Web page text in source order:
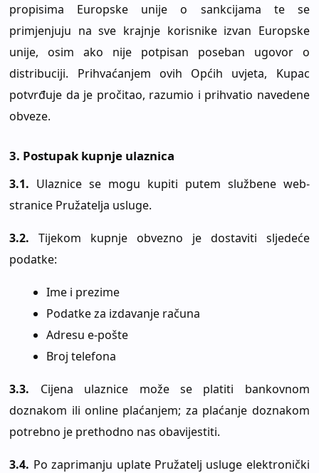
propisima Europske unije o sankcijama te se
primjenjuju na sve krajnje korisnike izvan Europske
unije, osim ako nije potpisan poseban ugovor o
distribuciji. Prihvaćanjem ovih Općih uvjeta, Kupac
potvrđuje da je pročitao, razumio i prihvatio navedene
obveze.
3. Postupak kupnje ulaznica
3.1. Ulaznice se mogu kupiti putem službene web-
stranice Pružatelja usluge.
3.2.
Tijekom kupnje obvezno je dostaviti sljedeće
podatke:
Ime i prezime
Podatke za izdavanje računa
Adresu e-pošte
Broj telefona
3.3.
Cijena ulaznice može se platiti bankovnom
doznakom ili online plaćanjem; za plaćanje doznakom
potrebno je prethodno nas obavijestiti.
3.4. Po zaprimanju uplate Pružatelj usluge elektronički